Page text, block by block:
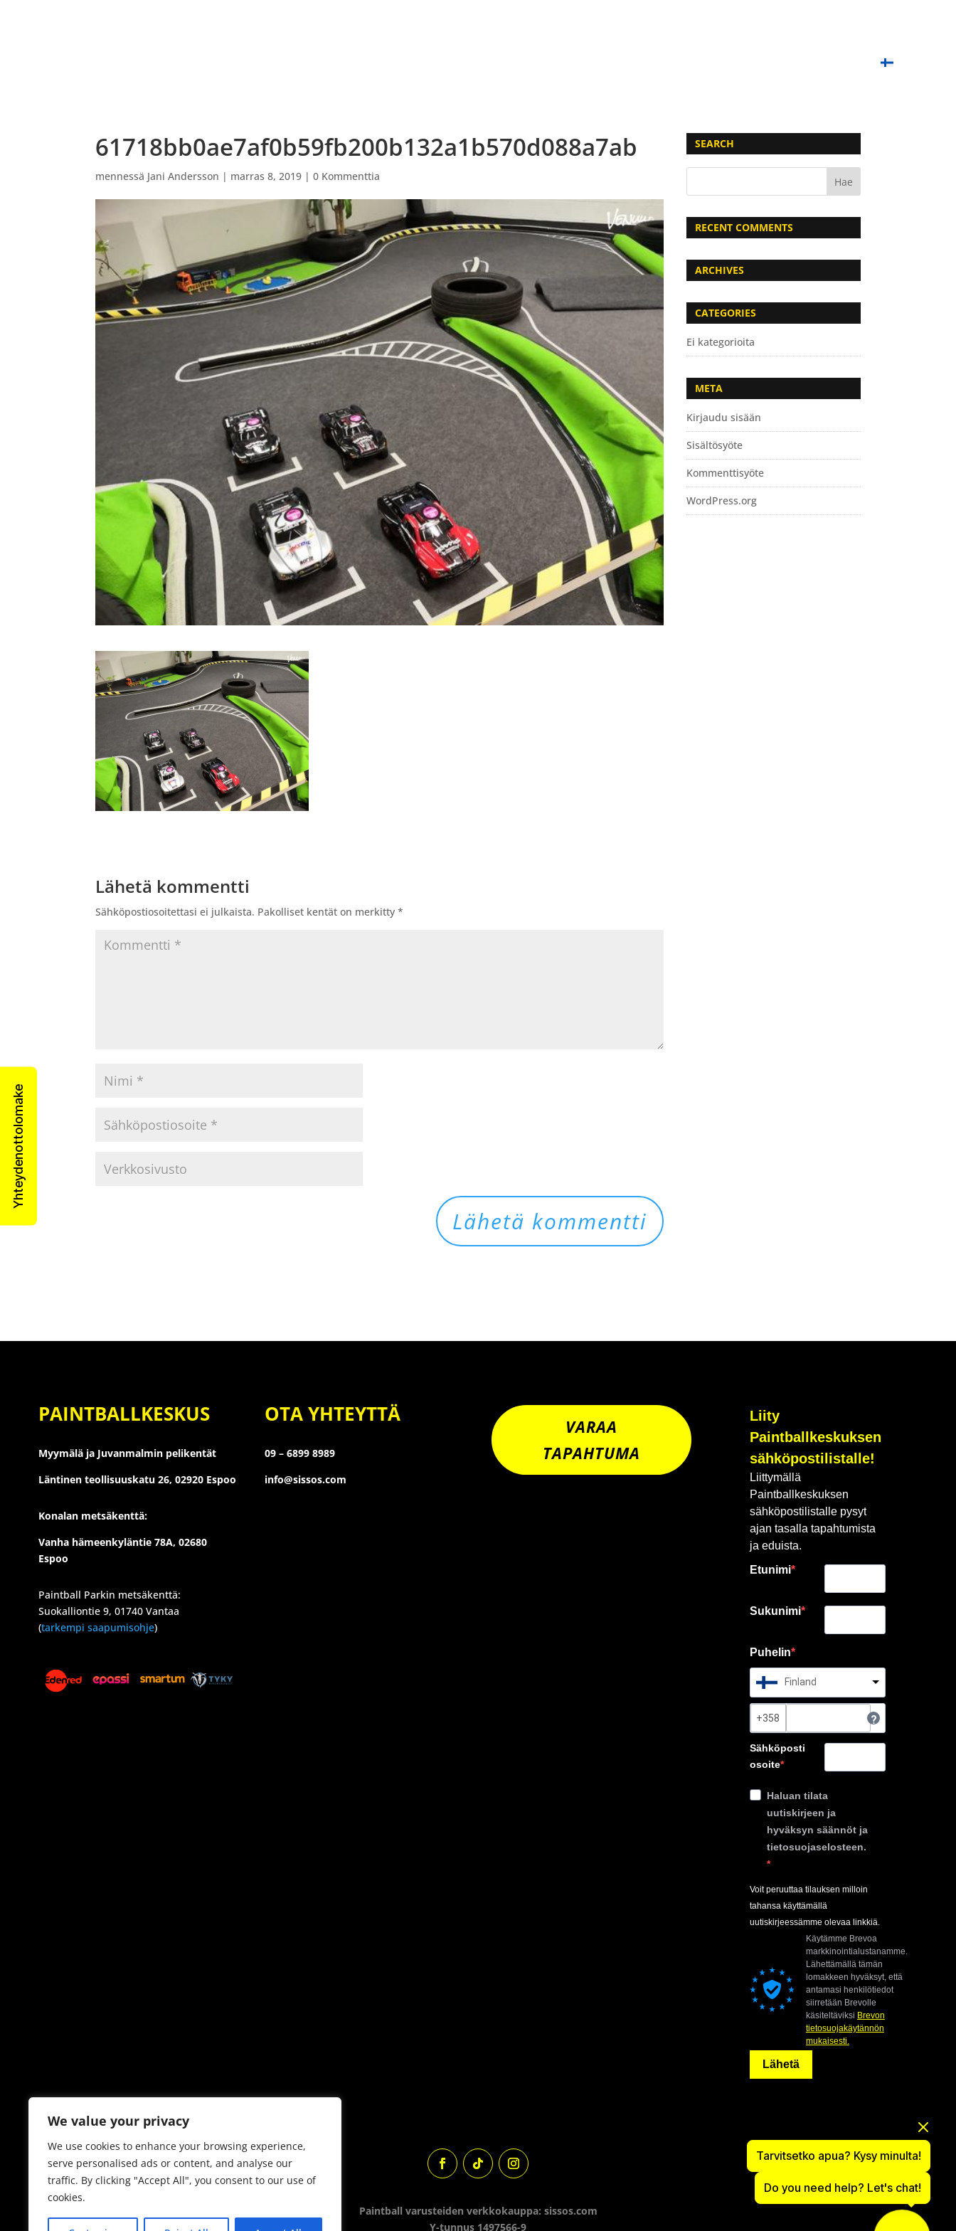
We value your privacy
We use cookies to enhance your browsing experience,
serve personalised ads or content, and analyse our
traffic. By clicking "Accept All", you consent to our use of
cookies.
Tarvitsetko apua? Kysy minulta!
Do you need help? Let's chat!
Yhteydenottolomake
61718bb0ae7af0b59fb200b132a1b570d088a7ab
mennessä Jani Andersson | marras 8, 2019 |0 Kommenttia
Lähetä kommentti
Sähköpostiosoitettasi ei julkaista. Pakolliset kentät on merkitty*
SEARCH
RECENT COMMENTS
ARCHIVES
CATEGORIES
Ei kategorioita
META
Kirjaudu sisään
Sisältösyöte
Kommenttisyöte
WordPress.org
PAINTBALLKESKUS
Myymälä ja Juvanmalmin pelikentät
Läntinen teollisuuskatu 26, 02920 Espoo
Konalan metsäkenttä:
Vanha hämeenkyläntie 78A, 02680
Espoo
Paintball Parkin metsäkenttä:
Suokalliontie 9, 01740 Vantaa
(tarkempi saapumisohje)
OTA YHTEYTTÄ
09 – 6899 8989
info@sissos.com
VARAA
TAPAHTUMA
Liity
Paintballkeskuksen
sähköpostilistalle!
Liittymällä
Paintballkeskuksen
sähköpostilistalle pysyt
ajan tasalla tapahtumista
ja eduista.
Etunimi
Sukunimi
Puhelin
Finland
?
Sähköposti
osoite
Haluan tilata
uutiskirjeen ja
hyväksyn säännöt ja
tietosuojaselosteen.
Voit peruuttaa tilauksen milloin
tahansa käyttämällä
uutiskirjeessämme olevaa linkkiä.
Käytämme Brevoa
markkinointialustanamme.
Lähettämällä tämän
lomakkeen hyväksyt, että
antamasi henkilötiedot
siirretään Brevolle
käsiteltäviksi Brevon
tietosuojakäytännön
mukaisesti.
Lähetä
Paintball varusteiden verkkokauppa: sissos.com
Y-tunnus 1497566-9